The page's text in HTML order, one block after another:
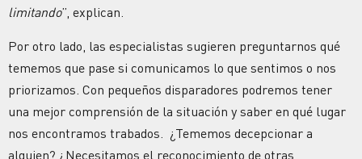
limitando”, explican.
Por otro lado, las especialistas sugieren preguntarnos qué
tememos que pase si comunicamos lo que sentimos o nos
priorizamos. Con pequeños disparadores podremos tener
una mejor comprensión de la situación y saber en qué lugar
nos encontramos trabados. ¿Tememos decepcionar a
alguien? ¿Necesitamos el reconocimiento de otras